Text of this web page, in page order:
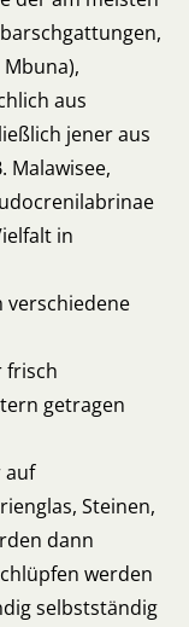
aus
jener aus
Malawisee,
in
verschiedene
frisch
getragen
auf
Steinen,
dann
werden
selbstständig